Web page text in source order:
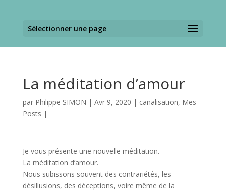
Sélectionner une page
La méditation d’amour
par Philippe SIMON | Avr 9, 2020 | canalisation, Mes
Posts |
Je vous présente une nouvelle méditation.
La méditation d’amour.
Nous subissons souvent des contrariétés, les
désillusions, des déceptions, voire même de la